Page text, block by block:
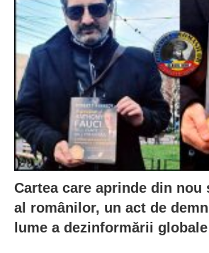
Cartea care aprinde din
al românilor, un act de
lume a dezinformării globale